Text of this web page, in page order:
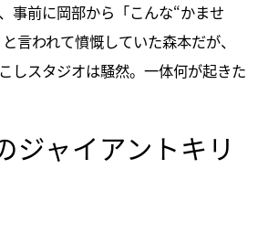
事前に岡部から「こんな“かませ
言われて憤慨していた森本だが、
しスタジオは騒然。一体何が起きた
ャイアントキリ